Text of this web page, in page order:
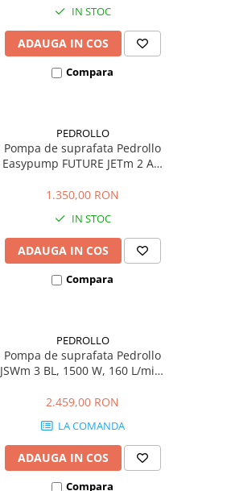
IN STOC
ADAUGA IN COS
Compara
PEDROLLO
Pompa de suprafata Pedrollo
Easypump FUTURE JETm 2 AX,
m
1.350,00 RON
IN STOC
ADAUGA IN COS
Compara
PEDROLLO
Pompa de suprafata Pedrollo
JSWm 3 BL, 1500 W, 160 L/min,
2.459,00 RON
LA COMANDA
ADAUGA IN COS
Compara